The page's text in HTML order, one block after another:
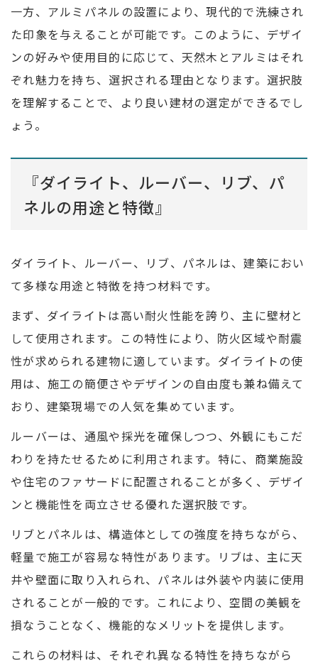
一方、アルミパネルの設置により、現代的で洗練され
た印象を与えることが可能です。このように、デザイ
ンの好みや使用目的に応じて、天然木とアルミはそれ
ぞれ魅力を持ち、選択される理由となります。選択肢
を理解することで、より良い建材の選定ができるでし
ょう。
『ダイライト、ルーバー、リブ、パ
ネルの用途と特徴』
ダイライト、ルーバー、リブ、パネルは、建築におい
て多様な用途と特徴を持つ材料です。
まず、ダイライトは高い耐火性能を誇り、主に壁材と
して使用されます。この特性により、防火区域や耐震
性が求められる建物に適しています。ダイライトの使
用は、施工の簡便さやデザインの自由度も兼ね備えて
おり、建築現場での人気を集めています。
ルーバーは、通風や採光を確保しつつ、外観にもこだ
わりを持たせるために利用されます。特に、商業施設
や住宅のファサードに配置されることが多く、デザイ
ンと機能性を両立させる優れた選択肢です。
リブとパネルは、構造体としての強度を持ちながら、
軽量で施工が容易な特性があります。リブは、主に天
井や壁面に取り入れられ、パネルは外装や内装に使用
されることが一般的です。これにより、空間の美観を
損なうことなく、機能的なメリットを提供します。
これらの材料は、それぞれ異なる特性を持ちながら